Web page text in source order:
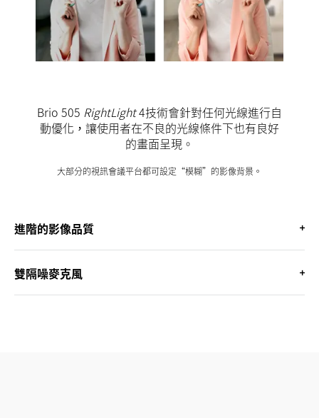
Brio 505 RightLight4技術會針對任何光線進行自
動優化，讓使用者在不良的光線條件下也有良好
的畫面呈現。
大部分的視訊會議平台都可設定“模糊”的影像背景。
進階的影像品質
雙隔噪麥克風